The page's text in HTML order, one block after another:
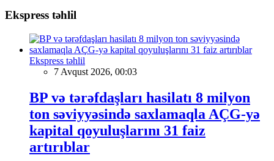
Ekspress təhlil
Ekspress təhlil
7 Avqust 2026, 00:03
BP və tərəfdaşları hasilatı 8 milyon
ton səviyyəsində saxlamaqla AÇG-yə
kapital qoyuluşlarını 31 faiz
artırıblar